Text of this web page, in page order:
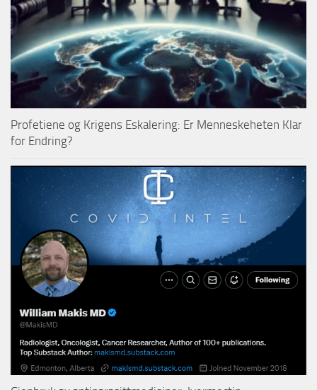
Profetiene og Krigens Eskalering: Er Menneskeheten Klar
for Endring?